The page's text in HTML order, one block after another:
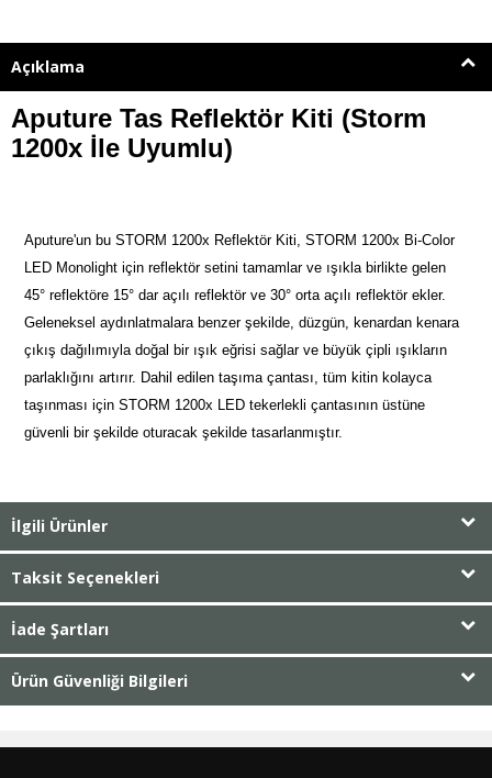
Açıklama
Aputure Tas Reflektör Kiti (Storm
1200x İle Uyumlu)
Aputure'un bu STORM 1200x Reflektör Kiti, STORM 1200x Bi-Color
LED Monolight için reflektör setini tamamlar ve ışıkla birlikte gelen
45° reflektöre 15° dar açılı reflektör ve 30° orta açılı reflektör ekler.
Geleneksel aydınlatmalara benzer şekilde, düzgün, kenardan kenara
çıkış dağılımıyla doğal bir ışık eğrisi sağlar ve büyük çipli ışıkların
parlaklığını artırır. Dahil edilen taşıma çantası, tüm kitin kolayca
taşınması için STORM 1200x LED tekerlekli çantasının üstüne
güvenli bir şekilde oturacak şekilde tasarlanmıştır.
İlgili Ürünler
Taksit Seçenekleri
İade Şartları
Ürün Güvenliği Bilgileri